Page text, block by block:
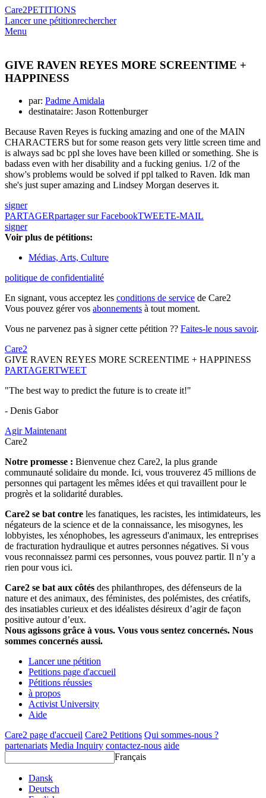
Care2PETITIONS
Lancer une pétitionrechercher
Menu
GIVE RAVEN REYES MORE SCREENTIME +
HAPPINESS
par: Padme Amidala
destinataire: Jason Rottenburger
Because Raven Reyes is fucking amazing and one of the MAIN
CHARACTERS but for some reason gets very little screen time and
is always sad bc ppl she loves have been killed or something. She is
badass even with her disability and a fucking genius. 1/2 of the
show's problems would be solved if ppl talked to Raven. Idk man
she's just super amazing and Lindsey Morgan deserves it.
signer
PARTAGERpartager sur FacebookTWEETE-MAIL
signer
Voir plus de pétitions:
Médias, Arts, Culture
politique de confidentialité
En signant, vous acceptez les conditions de service de Care2
Vous pouvez gérer vos abonnements à tout moment.
Vous ne parvenez pas à signer cette pétition ?? Faites-le nous savoir.
Care2
GIVE RAVEN REYES MORE SCREENTIME + HAPPINESS
PARTAGERTWEET
"The best way to predict the future is to create it!"
- Denis Gabor
Agir Maintenant
Care2
Notre promesse : Bienvenue chez Care2, la plus grande
communauté solidaire du monde. Ici, vous trouverez 45 millions de
personnes qui partagent les mêmes idées et qui travaillent pour le
progrès et la solidarité durables.
Care2 se bat contre les fanatiques, les racistes, les intimidateurs, les
négateurs de la science et de la connaissance, les misogynes, les
lobbyistes, les xénophobes, les agresseurs d'animaux, les entreprises
de fracturation hydraulique et autres personnes négatives. Si vous
vous reconnaissez parmi ces personnes, vous pouvez partir. Il n’y a
rien pour vous ici.
Care2 se bat aux côtés des philanthropes, des défenseurs de la
nature et des animaux, des féministes, des polémistes, des créatifs,
des insatiables curieux et des idéalistes désireux d’agir de façon
positive autour d’eux.
Nous agissons grâce à vous. Vous vous sentez concernés. Nous
sommes concernés aussi.
Lancer une pétition
Petitions page d'accueil
Pétitions réussies
à propos
Activist University
Aide
Care2 page d'accueil Care2 Petitions Qui sommes-nous ?
partenariats Media Inquiry contactez-nous aide
Français
Dansk
Deutsch